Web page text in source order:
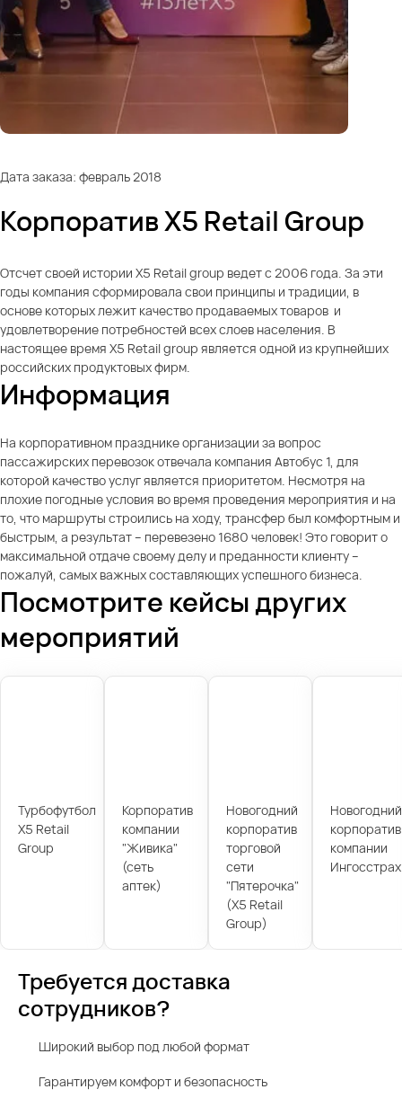
Дата заказа: февраль 2018
Корпоратив X5 Retail Group
Отсчет своей истории X5 Retail group ведет с 2006 года. За эти
годы компания сформировала свои принципы и традиции, в
основе которых лежит качество продаваемых товаров и
удовлетворение потребностей всех слоев населения. В
настоящее время X5 Retail group является одной из крупнейших
российских продуктовых фирм.
Информация
На корпоративном празднике организации за вопрос
пассажирских перевозок отвечала компания Автобус 1, для
которой качество услуг является приоритетом. Несмотря на
плохие погодные условия во время проведения мероприятия и на
то, что маршруты строились на ходу, трансфер был комфортным и
быстрым, а результат – перевезено 1680 человек! Это говорит о
максимальной отдаче своему делу и преданности клиенту –
пожалуй, самых важных составляющих успешного бизнеса.
Посмотрите кейсы других
мероприятий
Турбофутбол
X5 Retail
Group
Корпоратив
компании
"Живика"
(сеть
аптек)
Новогодний
корпоратив
торговой
сети
"Пятерочка"
(X5 Retail
Group)
Новогодний
корпоратив
компании
Ингосстрах
Требуется доставка
сотрудников?
Широкий выбор под любой формат
Гарантируем комфорт и безопасность